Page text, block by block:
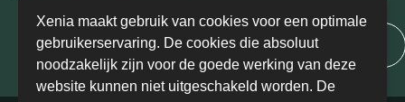
Inschrijven
Xenia maakt gebruik van cookies voor een optimale
gebruikerservaring. De cookies die absoluut
noodzakelijk zijn voor de goede werking van deze
website kunnen niet uitgeschakeld worden. De